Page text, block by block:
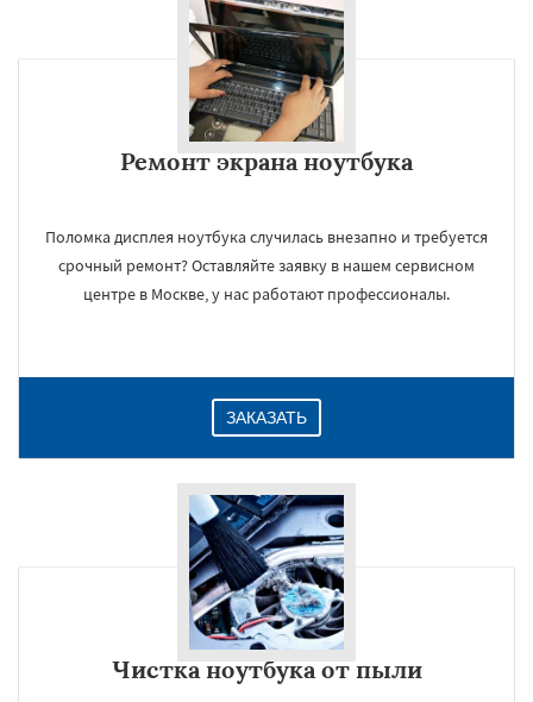
Ремонт экрана ноутбука
Поломка дисплея ноутбука случилась внезапно и требуется
срочный ремонт? Оставляйте заявку в нашем сервисном
центре в Москве, у нас работают профессионалы.
ЗАКАЗАТЬ
Чистка ноутбука от пыли